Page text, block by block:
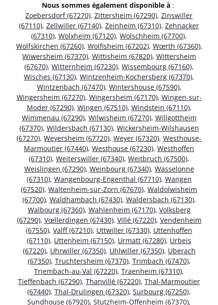
Nous sommes également disponible à :
Zoebersdorf (67270), Zittersheim (67290), Zinswiller
(67110), Zellwiller (67140), Zeinheim (67310), Zehnacker
(67310), Wolxheim (67120), Wolschheim (67700),
Wolfskirchen (67260), Wolfisheim (67202), Wœrth (67360),
Wiwersheim (67370), Wittisheim (67820), Wittersheim
(67670), Witternheim (67230), Wissembourg (67160),
Wisches (67130), Wintzenheim-Kochersberg (67370),
Wintzenbach (67470), Wintershouse (67590),
Wingersheim (67270), Wingersheim (67170), Wingen-sur-
Moder (67290), Wingen (67510), Windstein (67110),
Wimmenau (67290), Wilwisheim (67270), Willgottheim
(67370), Wildersbach (67130), Wickersheim-Wilshausen
(67270), Weyersheim (67720), Weyer (67320), Westhouse-
Marmoutier (67440), Westhouse (67230), Westhoffen
(67310), Weiterswiller (67340), Weitbruch (67500),
Weislingen (67290), Weinbourg (67340), Wasselonne
(67310), Wangenbourg-Engenthal (67710), Wangen
(67520), Waltenheim-sur-Zorn (67670), Waldolwisheim
(67700), Waldhambach (67430), Waldersbach (67130),
Walbourg (67360), Wahlenheim (67170), Volksberg
(67290), Vœllerdingen (67430), Villé (67220), Vendenheim
(67550), Valff (67210), Uttwiller (67330), Uttenhoffen
(67110), Uttenheim (67150), Urmatt (67280), Urbeis
(67220), Uhrwiller (67350), Uhlwiller (67350), Uberach
(67350), Truchtersheim (67370), Trimbach (67470),
Triembach-au-Val (67220), Traenheim (67310),
Tieffenbach (67290), Thanvillé (67220), Thal-Marmoutier
(67440), Thal-Drulingen (67320), Surbourg (67250),
Sundhouse (67920), Stutzheim-Offenheim (67370),